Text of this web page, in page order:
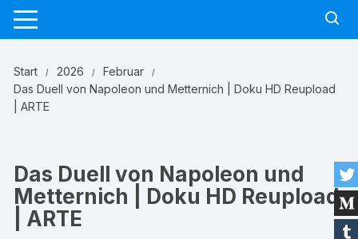
Zum
Inhalt
Start 2026
Februar
Das Duell von Napoleon und Metternich | Doku HD Reupload
| ARTE
Das Duell von Napoleon und
Metternich | Doku HD Reupload
| ARTE